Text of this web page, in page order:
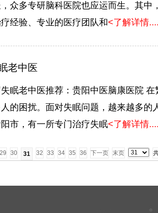
众多专研脑科医院也应运而生。其中
经验、专业的医疗团队和<了解详情
老中医
眠老中医推荐：贵阳中医脑康医院 在
的困扰。面对失眠问题，越来越多的
市，有一所专门治疗失眠<了解详情
29 30 31 32 33 34 35 36 下一页 末页